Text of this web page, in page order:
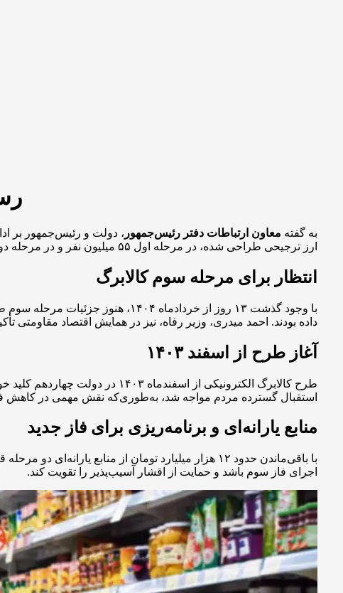
به گفته معاون ارتباطات دفتر رئیس‌جمهور ، دولت و رئیس‌جمهور بر
ارز ترجیحی طراحی شده، در مرحله اول ۵۵ میلیون نفر و در مرحله دوم ۵۹ میلیون نفر را تحت پوشش قرار داد.
انتظار برای مرحله سوم کالابرگ
با وجود گذشت ۱۳ روز از
داده بودند. احمد میدری، وزیر رفاه، نیز در همایش اقتصاد مقاومتی تأکید کرد که طرح
آغاز طرح از اسفند ۱۴۰۳
استقبال گسترده مردم مواجه شد، به‌طوری‌که نقش مهمی در کاهش
منابع یارانه‌ای و برنامه‌ریزی برای فاز جدید
با باقی‌ماندن حدود ۱۲ هزار میلیارد تومان از
اجرای فاز سوم باشد و حمایت از اقشار آسیب‌پذیر را تقویت کند.